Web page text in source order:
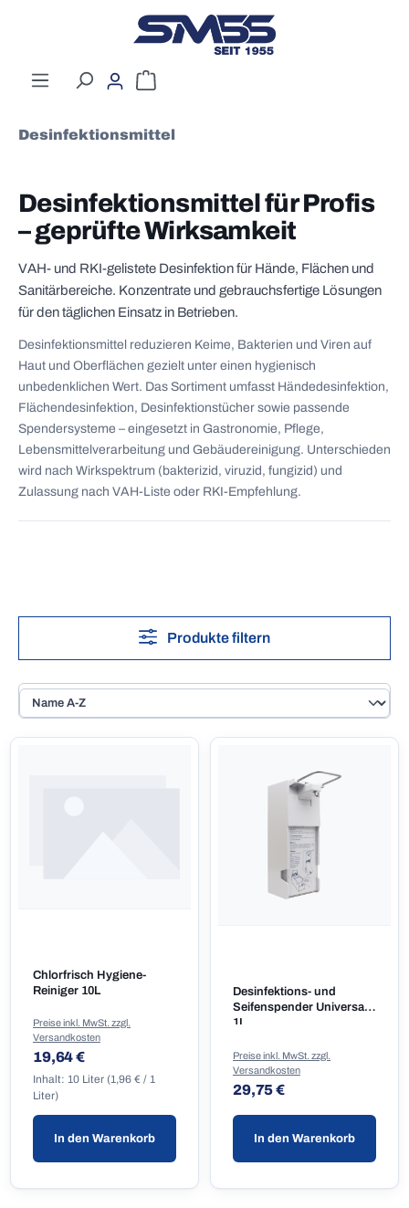
Zum Hauptinhalt springen
Warenkorb enthält 0 Positionen. Der
Desinfektionsmittel
Desinfektionsmittel für Profis
– geprüfte Wirksamkeit
VAH- und RKI-gelistete Desinfektion für Hände, Flächen und
Sanitärbereiche. Konzentrate und gebrauchsfertige Lösungen
für den täglichen Einsatz in Betrieben.
Desinfektionsmittel reduzieren Keime, Bakterien und Viren auf
Haut und Oberflächen gezielt unter einen hygienisch
unbedenklichen Wert. Das Sortiment umfasst Händedesinfektion,
Flächendesinfektion, Desinfektionstücher sowie passende
Spendersysteme – eingesetzt in Gastronomie, Pflege,
Lebensmittelverarbeitung und Gebäudereinigung. Unterschieden
wird nach Wirkspektrum (bakterizid, viruzid, fungizid) und
Zulassung nach VAH-Liste oder RKI-Empfehlung.
Produkte filtern
Chlorfrisch Hygiene-
Reiniger 10L
Inhalt: 10 Liter (1,96 € / 1
Liter)
Regulärer Preis:
19,64 €
Preise inkl. MwSt. zzgl.
Versandkosten
In den Warenkorb
Desinfektions- und
Seifenspender Universal
1L
Regulärer Preis:
29,75 €
Preise inkl. MwSt. zzgl.
Versandkosten
In den Warenkorb